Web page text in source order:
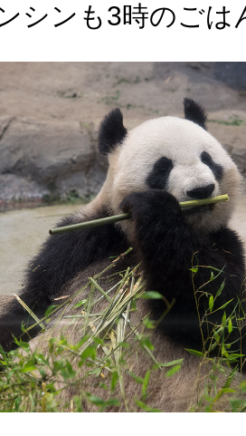
シンも3時のごは